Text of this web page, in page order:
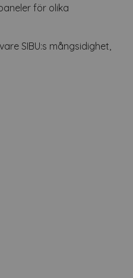
för olika
SIBU:s mångsidighet,